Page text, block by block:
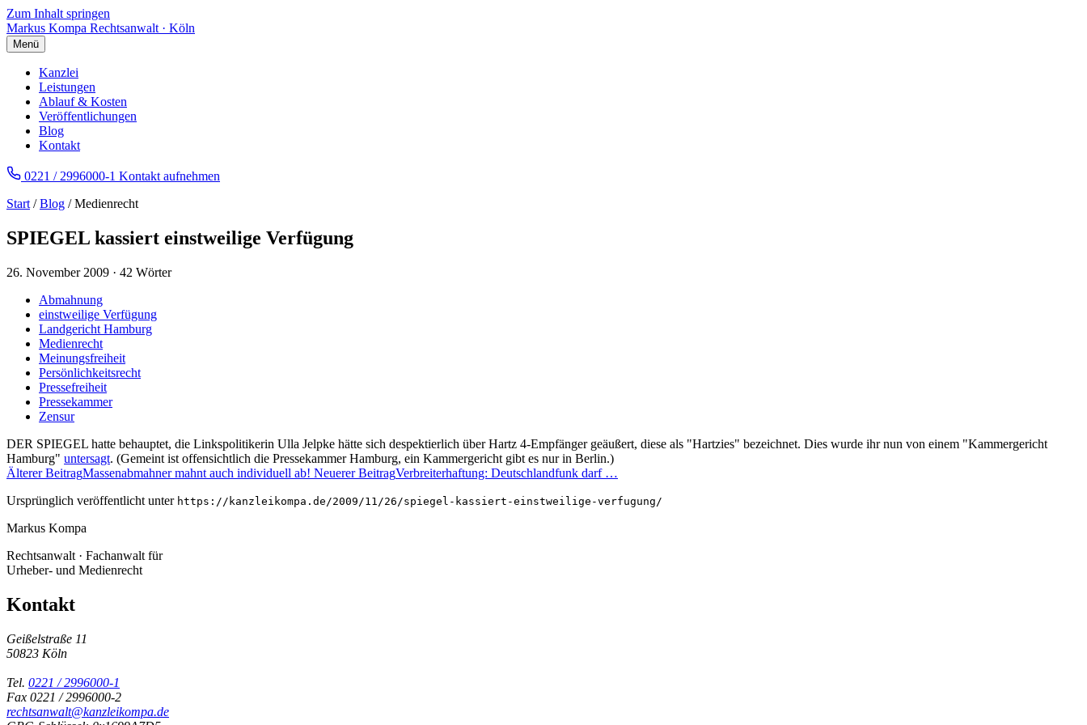
Zum Inhalt springen
Markus Kompa Rechtsanwalt · Köln
Menü
Kanzlei
Leistungen
Ablauf & Kosten
Veröffentlichungen
Blog
Kontakt
0221 / 2996000-1 Kontakt aufnehmen
Start /Blog / Medienrecht
SPIEGEL kassiert einstweilige Verfügung
26. November 2009 · 42 Wörter
Abmahnung
einstweilige Verfügung
Landgericht Hamburg
Medienrecht
Meinungsfreiheit
Persönlichkeitsrecht
Pressefreiheit
Pressekammer
Zensur
DER SPIEGEL hatte behauptet, die Linkspolitikerin Ulla Jelpke hätte sich despektierlich über Hartz 4-Empfänger geäußert, diese als "Hartzies" bezeichnet. Dies wurde ihr nun von einem "Kammergericht
Hamburg" untersagt. (Gemeint ist offensichtlich die Pressekammer Hamburg, ein Kammergericht gibt es nur in Berlin.)
Älterer BeitragMassenabmahner mahnt auch individuell ab! Neuerer BeitragVerbreiterhaftung: Deutschlandfunk darf …
Ursprünglich veröffentlicht unter https://kanzleikompa.de/2009/11/26/spiegel-kassiert-einstweilige-verfugung/
Markus Kompa
Rechtsanwalt · Fachanwalt für
Urheber- und Medienrecht
Kontakt
Geißelstraße 11
50823 Köln
Tel. 0221 / 2996000-1
Fax 0221 / 2996000-2
rechtsanwalt@kanzleikompa.de